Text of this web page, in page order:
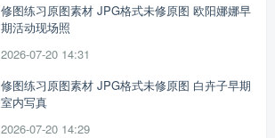
修图练习原图素材 JPG格式未修原图 欧阳娜娜早
期活动现场照
2026-07-20 14:31
修图练习原图素材 JPG格式未修原图 白卉子早期
室内写真
2026-07-20 14:29